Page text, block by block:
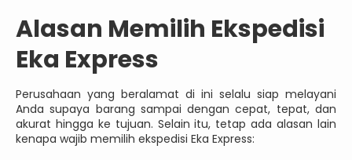
Alasan Memilih Ekspedisi
Eka Express
Perusahaan yang beralamat di ini selalu siap melayani
Anda supaya barang sampai dengan cepat, tepat, dan
akurat hingga ke tujuan. Selain itu, tetap ada alasan lain
kenapa wajib memilih ekspedisi Eka Express: